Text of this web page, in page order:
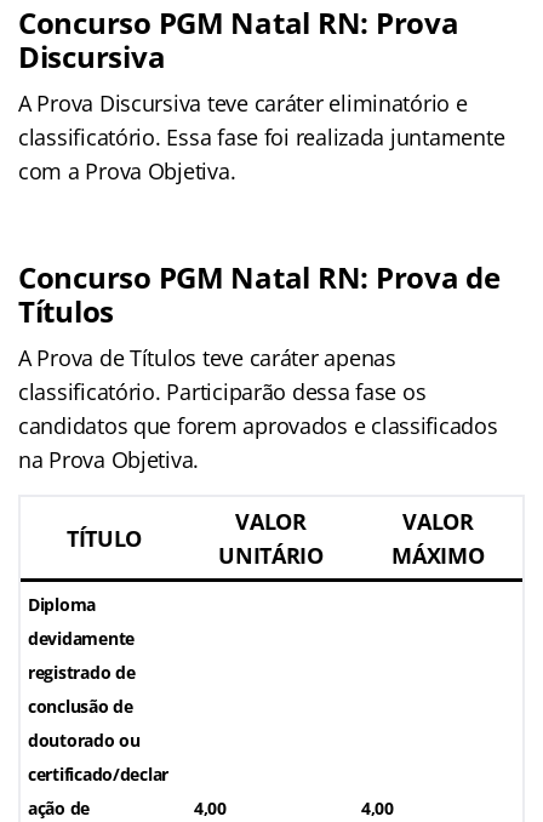
Concurso PGM Natal RN: Prova
Discursiva
A Prova Discursiva teve caráter eliminatório e
classificatório. Essa fase foi realizada juntamente
com a Prova Objetiva.
Concurso PGM Natal RN: Prova de
Títulos
A Prova de Títulos teve caráter apenas
classificatório. Participarão dessa fase os
candidatos que forem aprovados e classificados
na Prova Objetiva.
TÍTULO
VALOR
UNITÁRIO
VALOR
MÁXIMO
Diploma
devidamente
registrado de
conclusão de
doutorado ou
certificado/declar
ação de
4,00 4,00